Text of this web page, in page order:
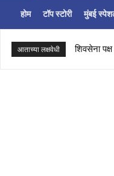
होम टॉप स्टोरी मुंबई
आताच्या लक्षवेधी शिवसेना